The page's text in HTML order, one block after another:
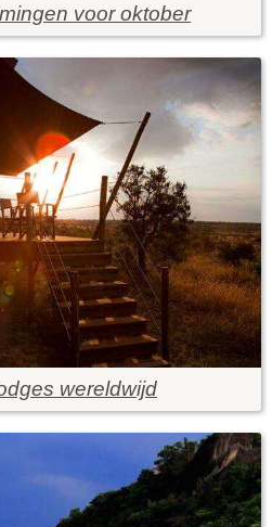
voor oktober
wereldwijd